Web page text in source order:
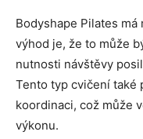
Bodyshape Pilates
výhod je, že to může
nutnosti návštěvy
Tento typ cvičení také
koordinaci, což může
výkonu.